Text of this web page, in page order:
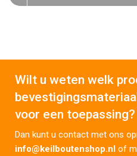
Wilt u weten welk
voor een toepassing?
Dan kunt u contact met ons
info@keilboutenshop.nl of